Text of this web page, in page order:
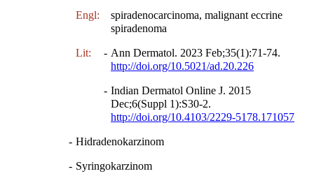
Engl:
spiradenocarcinoma, malignant eccrine
spiradenoma
Lit: - Ann Dermatol. 2023 Feb;35(1):71-74.
http://doi.org/10.5021/ad.20.226
- Indian Dermatol Online J. 2015
Dec;6(Suppl 1):S30-2.
http://doi.org/10.4103/2229-5178.171057
- Hidradenokarzinom
- Syringokarzinom